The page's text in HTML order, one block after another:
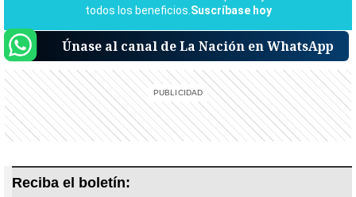
Únase al canal de La Nación en WhatsApp
Reciba el boletín: